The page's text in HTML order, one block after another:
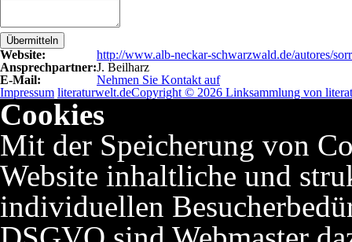
Übermitteln
Website:
http://www.alb-neckar-schwarzwald.de/autores/
Ansprechpartner:J. Beilharz
E-Mail:
Nehmen Sie Kontakt auf
Impressum literaturwelt.deCopyright © 2026 Linksammlung von
Cookies
Mit der Speicherung von
Website inhaltliche und
individuellen